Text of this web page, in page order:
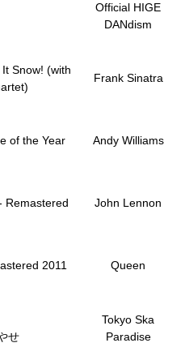
Official HIGE
DANdism
Snow! (with
Frank Sinatra
of the Year Andy Williams
Remastered John Lennon
2011 Queen
せ
Tokyo Ska
Paradise